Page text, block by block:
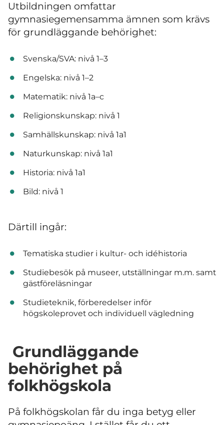
Utbildningen omfattar
gymnasiegemensamma ämnen som krävs
för grundläggande behörighet:
Svenska/SVA: nivå 1–3
Engelska: nivå 1–2
Matematik: nivå 1a–c
Religionskunskap: nivå 1
Samhällskunskap: nivå 1a1
Naturkunskap: nivå 1a1
Historia: nivå 1a1
Bild: nivå 1
Därtill ingår:
Tematiska studier i kultur- och idéhistoria
Studiebesök på museer, utställningar m.m. samt
gästföreläsningar
Studieteknik, förberedelser inför
högskoleprovet och individuell vägledning
Grundläggande
behörighet på
folkhögskola
På folkhögskolan får du inga betyg eller